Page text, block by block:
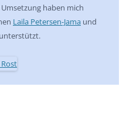
haben mich
Laila Petersen-Jama und